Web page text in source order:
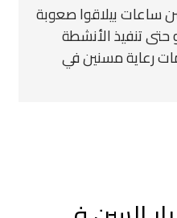
ساعات بيلاقوا صعوبة
حتى تنفيذ الأنشطة
رعاية مسنين في